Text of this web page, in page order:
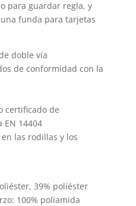
para guardar regla, y
funda para tarjetas
doble vía
de conformidad con la
certificado de
14404
en las rodillas y los
39% poliéster
100% poliamida